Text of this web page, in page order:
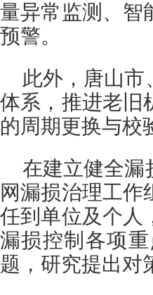
量异常监测、智
预警。
此外，唐山市
体系，推进老旧
的周期更换与校
在建立健全漏
网漏损治理工作
任到单位及个人
漏损控制各项
题，研究提出对